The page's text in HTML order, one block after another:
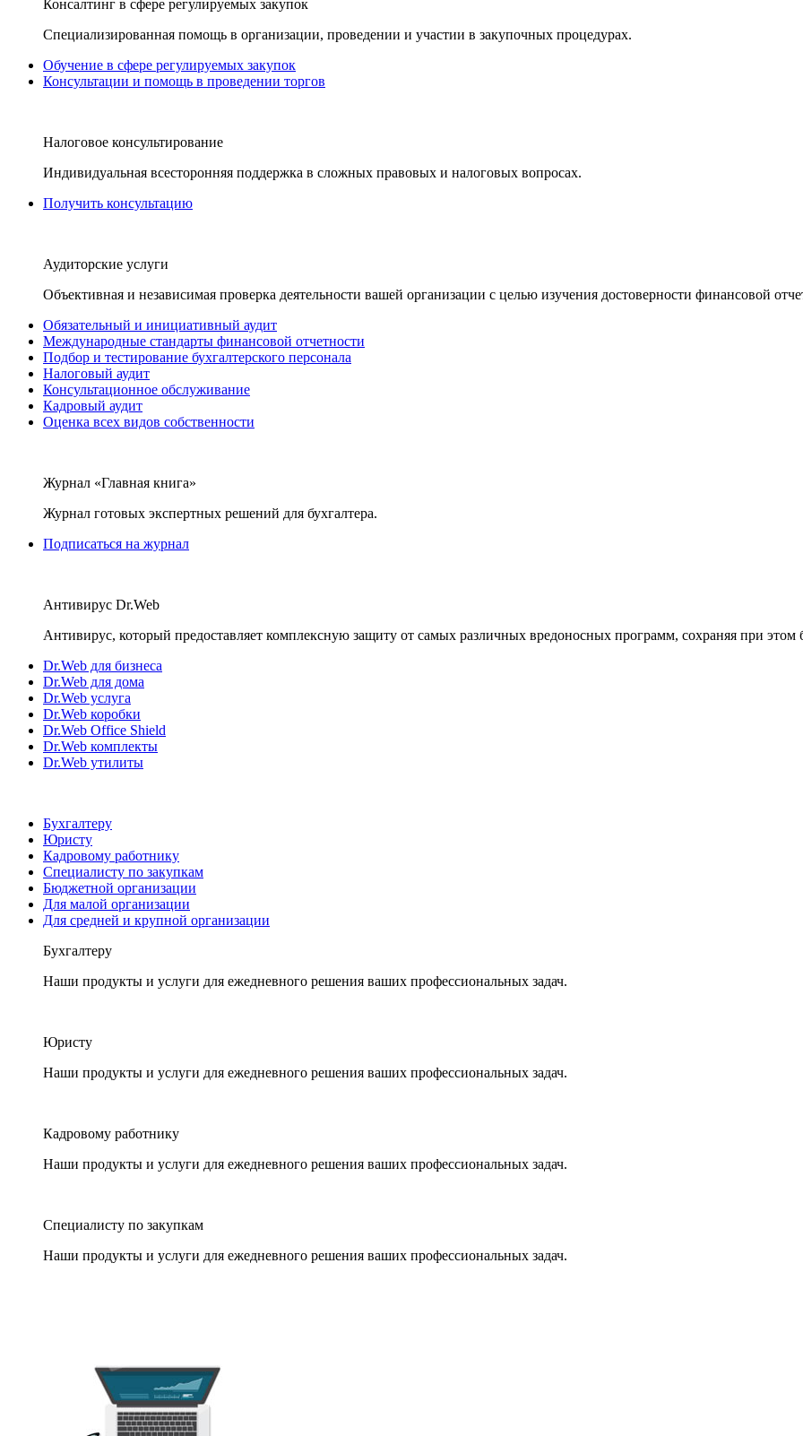
Консалтинг в сфере регулируемых закупок
Специализированная помощь в организации, проведении и участии в закупочных процедурах.
Обучение в сфере регулируемых закупок
Консультации и помощь в проведении торгов
Налоговое консультирование
Индивидуальная всесторонняя поддержка в сложных правовых и налоговых вопросах.
Получить консультацию
Аудиторские услуги
Объективная и независимая проверка деятельности вашей организации с целью изучения достоверности финансовой
Обязательный и инициативный аудит
Международные стандарты финансовой отчетности
Подбор и тестирование бухгалтерского персонала
Налоговый аудит
Консультационное обслуживание
Кадровый аудит
Оценка всех видов собственности
Журнал «Главная книга»
Журнал готовых экспертных решений для бухгалтера.
Подписаться на журнал
Антивирус Dr.Web
Антивирус, который предоставляет комплексную защиту от самых различных вредоносных программ, сохраняя при этом
Dr.Web для бизнеса
Dr.Web для дома
Dr.Web услуга
Dr.Web коробки
Dr.Web Office Shield
Dr.Web комплекты
Dr.Web утилиты
Бухгалтеру
Юристу
Кадровому работнику
Специалисту по закупкам
Бюджетной организации
Для малой организации
Для средней и крупной организации
Бухгалтеру
Наши продукты и услуги для ежедневного решения ваших профессиональных задач.
Юристу
Наши продукты и услуги для ежедневного решения ваших профессиональных задач.
Кадровому работнику
Наши продукты и услуги для ежедневного решения ваших профессиональных задач.
Специалисту по закупкам
Наши продукты и услуги для ежедневного решения ваших профессиональных задач.